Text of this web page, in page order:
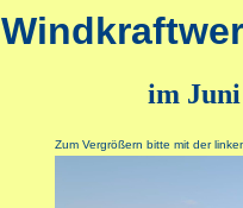
im Juni
Zum Vergrößern bitte mit der